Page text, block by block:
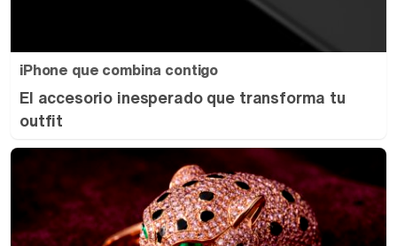
iPhone que combina contigo
El accesorio inesperado que transforma tu
outfit